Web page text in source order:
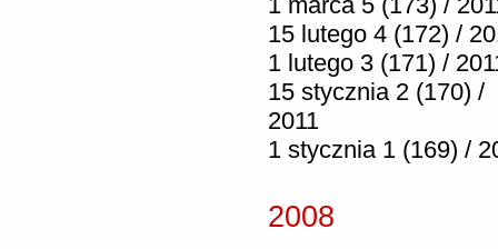
15 lutego 4 (172) /
1 lutego 3 (171) /
15 stycznia 2 (170) /
2011
1 stycznia 1 (169) /
2008